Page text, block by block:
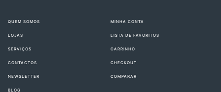
QUEM SOMOS
LOJAS
SERVIÇOS
CONTACTOS
NEWSLETTER
BLOG
MINHA CONTA
LISTA DE FAVORITOS
CARRINHO
CHECKOUT
COMPARAR